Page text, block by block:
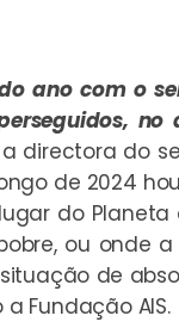
ano com o
directora do
de 2024
do Planeta
ou onde
de
Fundação AIS.